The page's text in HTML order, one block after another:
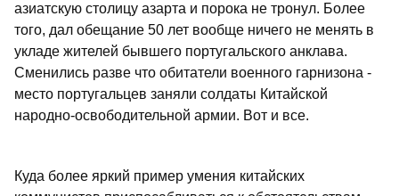
азиатскую столицу азарта и порока не тронул. Более
того, дал обещание 50 лет вообще ничего не менять в
укладе жителей бывшего португальского анклава.
Сменились разве что обитатели военного гарнизона -
место португальцев заняли солдаты Китайской
народно-освободительной армии. Вот и все.
Куда более яркий пример умения китайских